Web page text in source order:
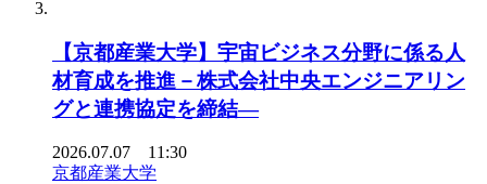
【京都産業大学】宇宙ビジネス分野に係る人
材育成を推進－株式会社中央エンジニアリン
グと連携協定を締結―
2026.07.07 11:30
京都産業大学